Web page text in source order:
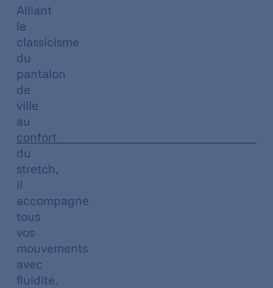
Alliant
le
classicisme
du
pantalon
de
ville
au
confort
du
stretch,
il
accompagne
tous
vos
mouvements
avec
fluidité.